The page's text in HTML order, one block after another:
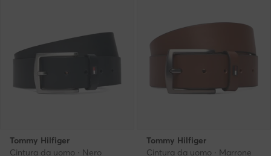
Tommy Hilfiger
Cintura da uomo · Nero
Tommy Hilfiger
Cintura da uomo · Marrone